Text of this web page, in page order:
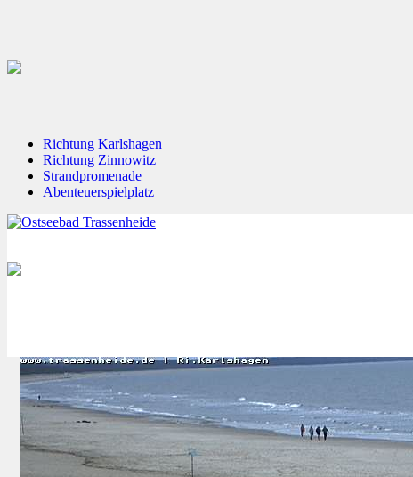
Richtung Karlshagen
Richtung Zinnowitz
Strandpromenade
Abenteuerspielplatz